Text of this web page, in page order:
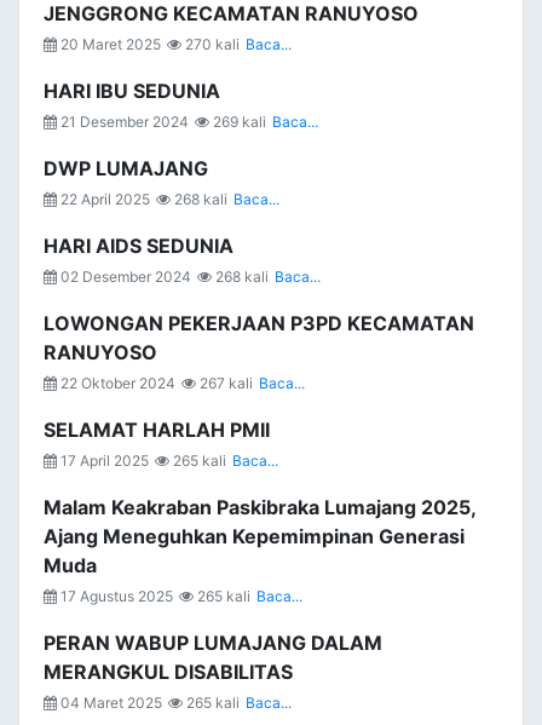
JENGGRONG KECAMATAN RANUYOSO
20 Maret 2025 270 kali Baca...
HARI IBU SEDUNIA
21 Desember 2024 269 kali Baca...
DWP LUMAJANG
22 April 2025 268 kali Baca...
HARI AIDS SEDUNIA
02 Desember 2024 268 kali Baca...
LOWONGAN PEKERJAAN P3PD KECAMATAN
RANUYOSO
22 Oktober 2024 267 kali Baca...
SELAMAT HARLAH PMII
17 April 2025 265 kali Baca...
Malam Keakraban Paskibraka Lumajang 2025,
Ajang Meneguhkan Kepemimpinan Generasi
Muda
17 Agustus 2025 265 kali Baca...
PERAN WABUP LUMAJANG DALAM
MERANGKUL DISABILITAS
04 Maret 2025 265 kali Baca...